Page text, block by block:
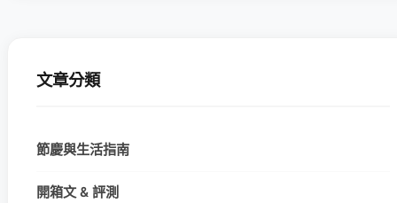
文章分類
節慶與生活指南
開箱文 & 評測